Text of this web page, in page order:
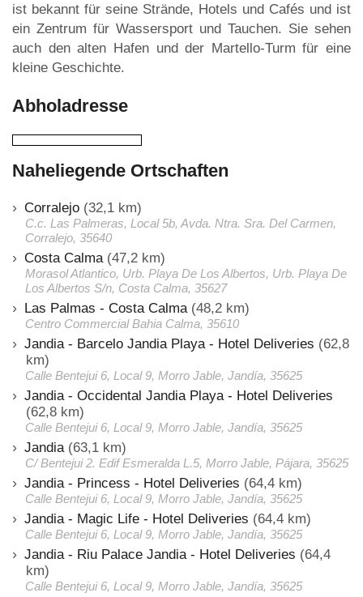
ist bekannt für seine Strände, Hotels und Cafés und ist
ein Zentrum für Wassersport und Tauchen. Sie sehen
auch den alten Hafen und der Martello-Turm für eine
kleine Geschichte.
Abholadresse
Naheliegende Ortschaften
Corralejo (32,1 km)
C.c. Las Palmeras, Local 5b, Avda. Ntra. Sra. Del Carmen,
Corralejo, 35640
Costa Calma (47,2 km)
Morasol Atlantico, Urb. Playa De Los Albertos, Urb. Playa De
Los Albertos S/n, Costa Calma, 35627
Las Palmas - Costa Calma (48,2 km)
Centro Commercial Bahia Calma, 35610
Jandia - Barcelo Jandia Playa - Hotel Deliveries (62,8
km)
Calle Bentejui 6, Local 9, Morro Jable, Jandía, 35625
Jandia - Occidental Jandia Playa - Hotel Deliveries
(62,8 km)
Calle Bentejui 6, Local 9, Morro Jable, Jandía, 35625
Jandia (63,1 km)
C/ Bentejui 2. Edif Esmeralda L.5, Morro Jable, Pájara, 35625
Jandia - Princess - Hotel Deliveries (64,4 km)
Calle Bentejui 6, Local 9, Morro Jable, Jandía, 35625
Jandia - Magic Life - Hotel Deliveries (64,4 km)
Calle Bentejui 6, Local 9, Morro Jable, Jandía, 35625
Jandia - Riu Palace Jandia - Hotel Deliveries (64,4
km)
Calle Bentejui 6, Local 9, Morro Jable, Jandía, 35625